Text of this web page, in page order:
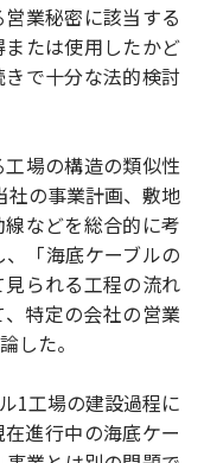
業秘密に該当する
たは使用したかど
で十分な法的検討
場の構造の類似性
社の事業計画、敷地
などを総合的に考
「海底ケーブルの
られる工程の流れ
特定の会社の営業
した。
1工場の建設過程に
進行中の海底ケー